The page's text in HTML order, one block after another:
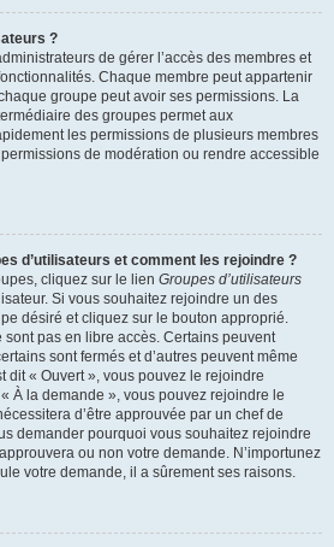
?
de gérer l’accès des membres et
Chaque membre peut appartenir
groupe peut avoir ses permissions. La
des groupes permet aux
les permissions de plusieurs membres
de modération ou rendre accessible
d’utilisateurs et comment les rejoindre ?
cliquez sur le lien Groupes d’utilisateurs
Si vous souhaitez rejoindre un des
désiré et cliquez sur le bouton approprié.
sont pas en libre accès. Certains peuvent
sont fermés et d’autres peuvent même
dit « Ouvert », vous pouvez le rejoindre
À la demande », vous pouvez rejoindre le
d’être approuvée par un chef de
demander pourquoi vous souhaitez rejoindre
ou non votre demande. N’importunez
votre demande, il a sûrement ses raisons.